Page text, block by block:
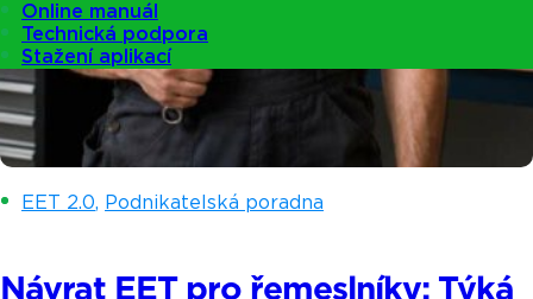
Online manuál
Technická podpora
Stažení aplikací
EET 2.0, Podnikatelská poradna
Návrat EET pro řemeslníky: Týká